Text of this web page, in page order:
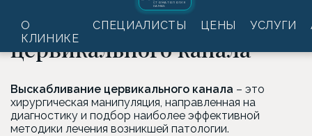
СТОМАТОЛОГИЯ
DAMAS
О
КЛИНИКЕ
СПЕЦИАЛИСТЫ ЦЕНЫ УСЛУГИ
Выскабливание
цервикального канала
Выскабливание цервикального канала – это
хирургическая манипуляция, направленная на
диагностику и подбор наиболее эффективной
методики лечения возникшей патологии.